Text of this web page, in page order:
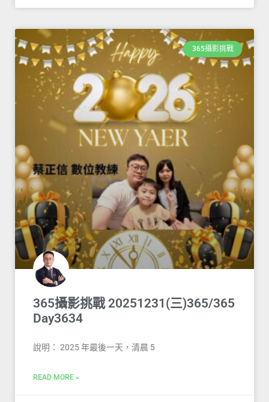
365攝影挑戰
365攝影挑戰 20251231(三)365/365
Day3634
說明： 2025 年最後一天，清晨 5
READ MORE »